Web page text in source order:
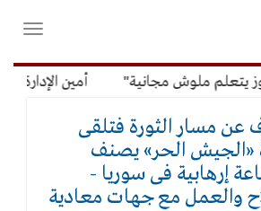
فتح
ملوش مجانية" أمين الإدارة
عن مسار الثورة فتلقى
الحر» يصنف
إرهابية فى سوريا -
والعمل مع جهات معادية